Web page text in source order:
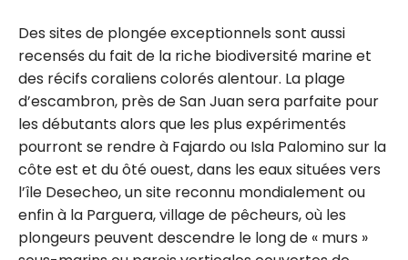
Des sites de plongée exceptionnels sont aussi
recensés du fait de la riche biodiversité marine et
des récifs coraliens colorés alentour. La plage
d’escambron, près de San Juan sera parfaite pour
les débutants alors que les plus expérimentés
pourront se rendre à Fajardo ou Isla Palomino sur la
côte est et du ôté ouest, dans les eaux situées vers
l’île Desecheo, un site reconnu mondialement ou
enfin à la Parguera, village de pêcheurs, où les
plongeurs peuvent descendre le long de « murs »